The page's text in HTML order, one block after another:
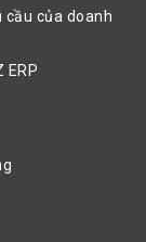
cầu của doanh
ERP